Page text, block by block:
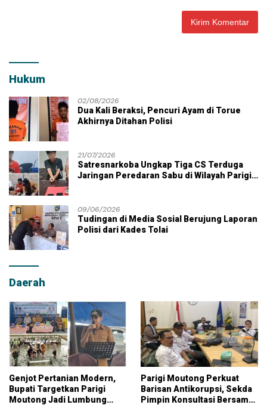
Hukum
02/08/2026
Dua Kali Beraksi, Pencuri Ayam di Torue
Akhirnya Ditahan Polisi
21/07/2026
Satresnarkoba Ungkap Tiga CS Terduga
Jaringan Peredaran Sabu di Wilayah Parigi
09/06/2026
Tudingan di Media Sosial Berujung Laporan
Polisi dari Kades Tolai
Daerah
Genjot Pertanian Modern,
Bupati Targetkan Parigi
Moutong Jadi Lumbung
Parigi Moutong Perkuat
Barisan Antikorupsi, Sekda
Pimpin Konsultasi Bersama